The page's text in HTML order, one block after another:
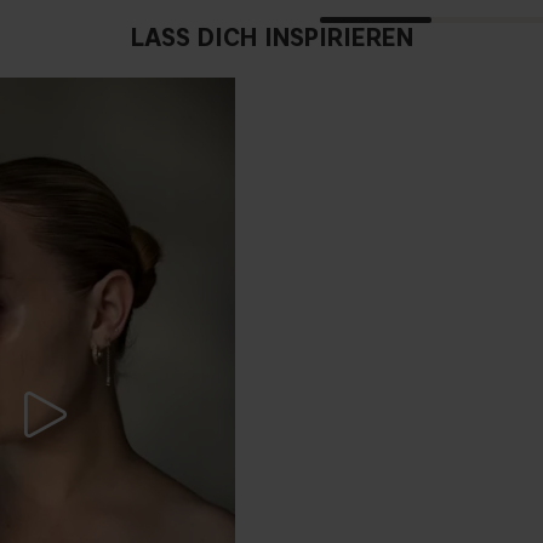
Trocknet der Stick die
LASS DICH INSPIRIEREN